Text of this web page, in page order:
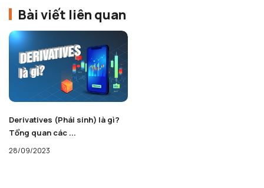
Bài viết liên quan
Derivatives (Phái sinh) là gì?
Tổng quan các ...
28/09/2023